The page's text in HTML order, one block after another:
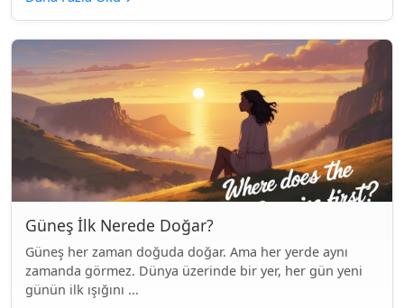
Güneş İlk Nerede Doğar?
Güneş her zaman doğuda doğar. Ama her yerde aynı
zamanda görmez. Dünya üzerinde bir yer, her gün yeni
günün ilk ışığını ...